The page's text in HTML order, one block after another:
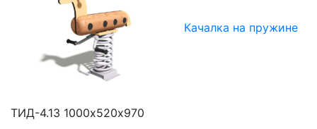
Качалка на пружине
ТИД-4.13 1000х520х970